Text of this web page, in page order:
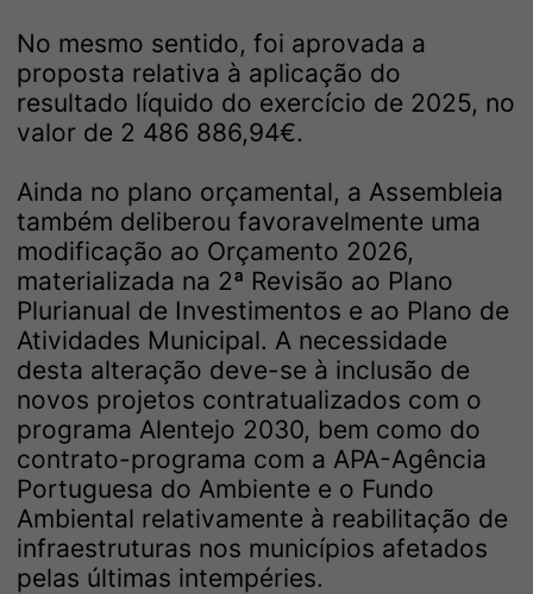
No mesmo sentido, foi aprovada a
proposta relativa à aplicação do
resultado líquido do exercício de 2025, no
valor de 2 486 886,94€.
Ainda no plano orçamental, a Assembleia
também deliberou favoravelmente uma
modificação ao Orçamento 2026,
materializada na 2ª Revisão ao Plano
Plurianual de Investimentos e ao Plano de
Atividades Municipal. A necessidade
desta alteração deve-se à inclusão de
novos projetos contratualizados com o
programa Alentejo 2030, bem como do
contrato-programa com a APA-Agência
Portuguesa do Ambiente e o Fundo
Ambiental relativamente à reabilitação de
infraestruturas nos municípios afetados
pelas últimas intempéries.